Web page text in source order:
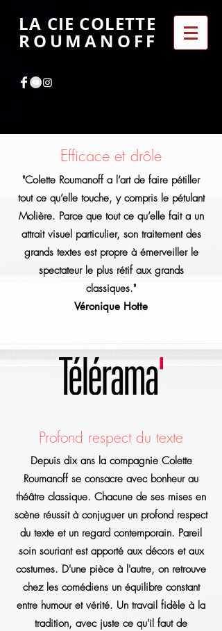
LA CIE COLETTE
ROUMANOFF
Efficace et drôle
"Colette Roumanoff a l’art de faire pétiller
tout ce qu’elle touche, y compris le pétulant
Molière. Parce que tout ce qu’elle fait a un
attrait visuel particulier, son traitement des
grands textes est propre à émerveiller le
spectateur le plus rétif aux grands
classiques."
Véronique Hotte
Profond respect du texte
Depuis dix ans la compagnie Colette
Roumanoff se consacre avec bonheur au
théâtre classique. Chacune de ses mises en
scène réussit à conjuguer un profond respect
du texte et un regard contemporain. Pareil
soin souriant est apporté aux décors et aux
costumes. D'une pièce à l'autre, on retrouve
chez les comédiens un équilibre constant
entre humour et vérité. Un travail fidèle à la
tradition, avec juste ce qu'il faut de